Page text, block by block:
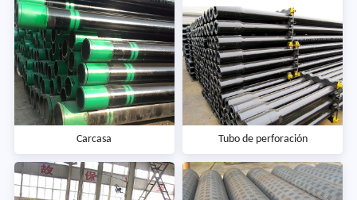
Carcasa Tubo de perforación